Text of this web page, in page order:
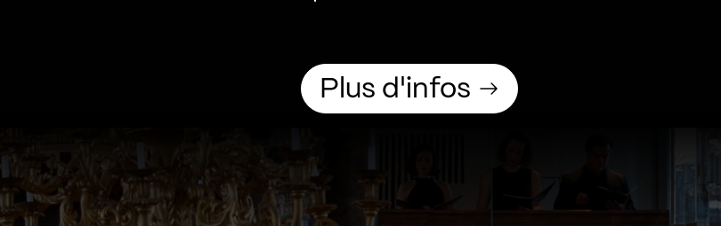
Plus d'infos